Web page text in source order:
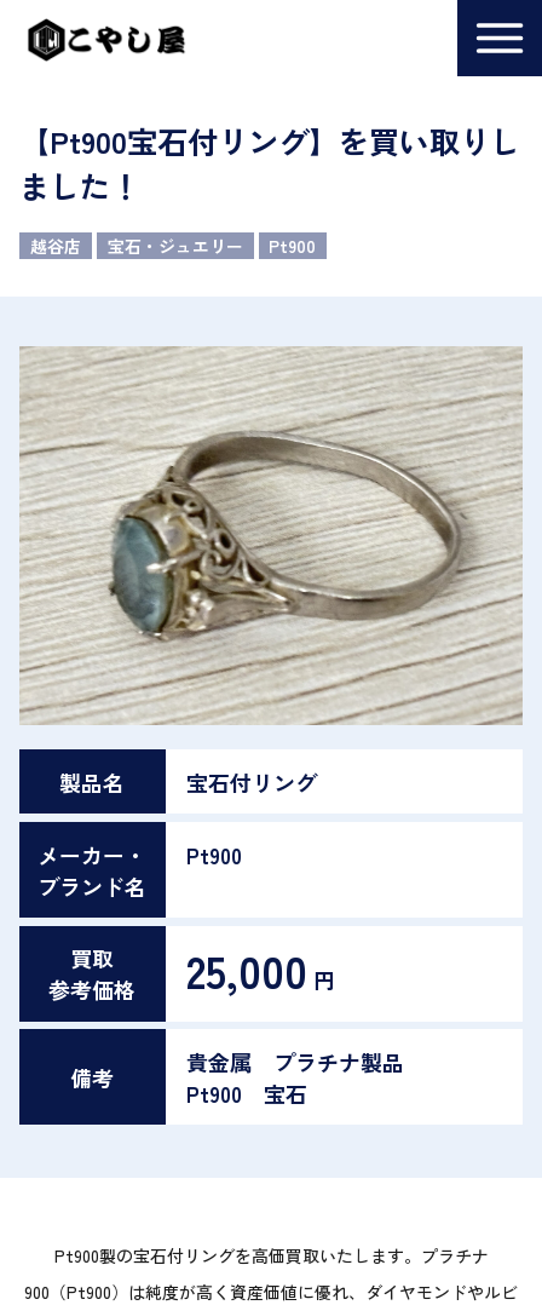
【Pt900宝石付リング】を買い取りし
ました！
越谷店 宝石・ジュエリー Pt900
製品名 宝石付リング
メーカー・
ブランド名
Pt900
買取
参考価格
25,000 円
備考
貴金属 プラチナ製品
Pt900 宝石
Pt900製の宝石付リングを高価買取いたします。プラチナ
900（Pt900）は純度が高く資産価値に優れ、ダイヤモンドやルビ